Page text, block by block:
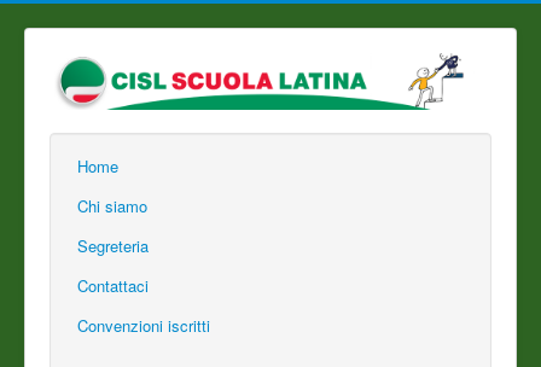
Home
Chi siamo
Segreteria
Contattaci
Convenzioni iscritti